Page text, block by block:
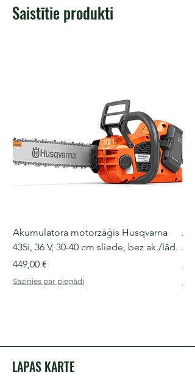
Saistītie produkti
Akumulatora motorzāģis Husqvarna
435i, 36 V, 30-40 cm sliede, bez ak./lād.
Cena
449,00 €
Sazinies par piegādi
LAPAS KARTE